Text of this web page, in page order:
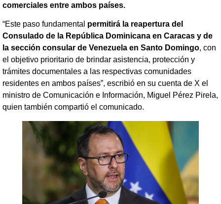
comerciales entre ambos países.
“Este paso fundamental permitirá la reapertura del
Consulado de la República Dominicana en Caracas y de
la sección consular de Venezuela en Santo Domingo, con
el objetivo prioritario de brindar asistencia, protección y
trámites documentales a las respectivas comunidades
residentes en ambos países”, escribió en su cuenta de X el
ministro de Comunicación e Información, Miguel Pérez Pirela,
quien también compartió el comunicado.